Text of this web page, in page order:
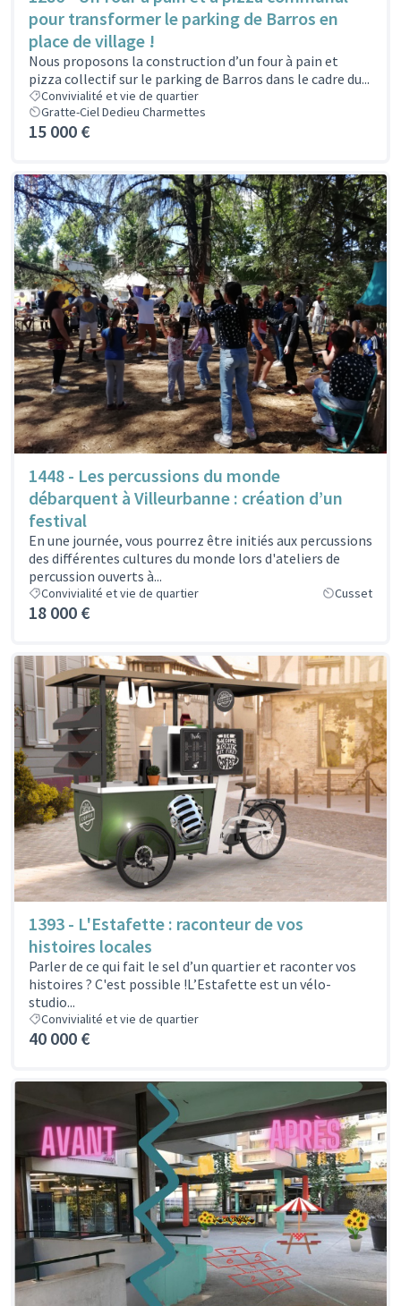
pour transformer le parking de Barros en
place de village !
Nous proposons la construction d’un four à pain et
pizza collectif sur le parking de Barros dans le cadre du...
Convivialité et vie de quartier
Gratte-Ciel Dedieu Charmettes
15 000 €
1448 - Les percussions du monde
débarquent à Villeurbanne : création d’un
festival
En une journée, vous pourrez être initiés aux percussions
des différentes cultures du monde lors d'ateliers de
percussion ouverts à...
Convivialité et vie de quartier Cusset
18 000 €
1393 - L'Estafette : raconteur de vos
histoires locales
Parler de ce qui fait le sel d’un quartier et raconter vos
histoires ? C'est possible !L’Estafette est un vélo-
studio...
Convivialité et vie de quartier
40 000 €